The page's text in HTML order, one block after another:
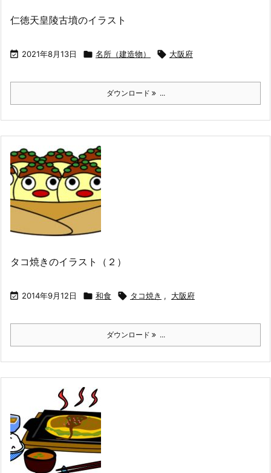
仁徳天皇陵古墳のイラスト
 2021年8月13日  名所（建造物）  大阪府
ダウンロード ...
タコ焼きのイラスト（２）
 2014年9月12日  和食  タコ焼き , 大阪府
ダウンロード ...